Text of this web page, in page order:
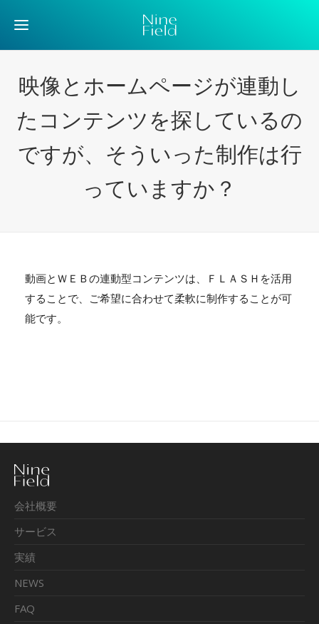
映像とホームページが連動し
たコンテンツを探しているの
ですが、そういった制作は行
っていますか？
動画とＷＥＢの連動型コンテンツは、ＦＬＡＳＨを活用
することで、ご希望に合わせて柔軟に制作することが可
能です。
会社概要
サービス
実績
NEWS
FAQ